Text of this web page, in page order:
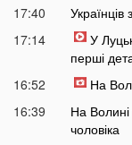
17:40
17:14
У
перші
16:52
На
16:39
На Волині
чоловіка